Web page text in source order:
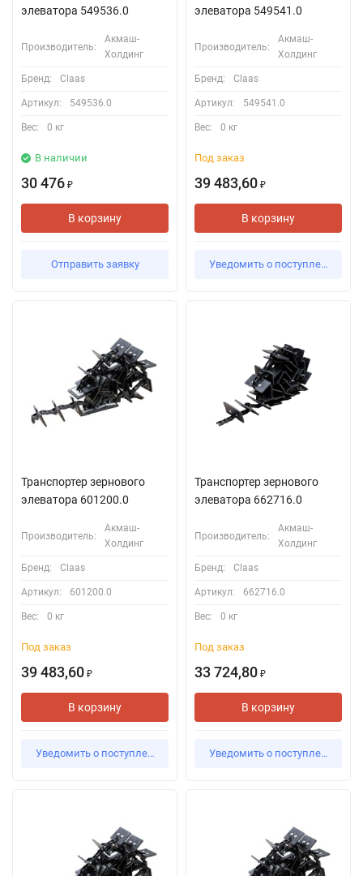
элеватора 549536.0
Производитель:
Акмаш-
Холдинг
Бренд: Claas
Артикул: 549536.0
Вес: 0 кг
В наличии
30 476 ₽
В корзину
Отправить заявку
элеватора 549541.0
Производитель:
Акмаш-
Холдинг
Бренд: Claas
Артикул: 549541.0
Вес: 0 кг
Под заказ
39 483,60 ₽
В корзину
Уведомить о поступлении
Транспортер зернового
элеватора 601200.0
Производитель:
Акмаш-
Холдинг
Бренд: Claas
Артикул: 601200.0
Вес: 0 кг
Под заказ
39 483,60 ₽
В корзину
Уведомить о поступлении
Транспортер зернового
элеватора 662716.0
Производитель:
Акмаш-
Холдинг
Бренд: Claas
Артикул: 662716.0
Вес: 0 кг
Под заказ
33 724,80 ₽
В корзину
Уведомить о поступлении